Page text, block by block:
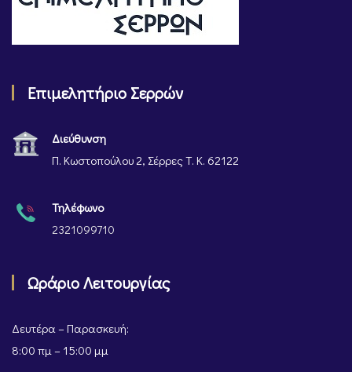
Επιμελητήριο Σερρών
Διεύθυνση
Π. Κωστοπούλου 2, Σέρρες Τ. Κ. 62122
Τηλέφωνο
2321099710
Ωράριο Λειτουργίας
Δευτέρα – Παρασκευή:
8:00 πμ – 15:00 μμ